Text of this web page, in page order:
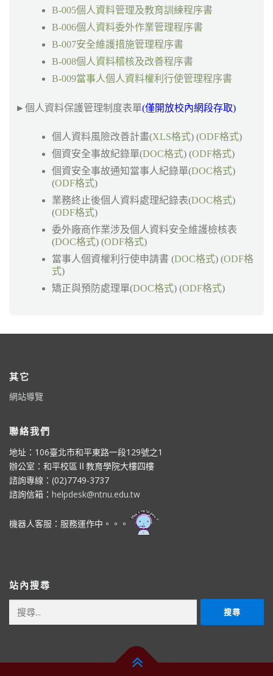
B-005個人資料管理及教育訓練程序書
B-006個人資料委外作業管理程序書
B-007安全維護措施管理程序書
B-008個人資料稽核及改善程序書
B-009當事人個人資料權利行使管理程序書
►個人資料保護管理制度表單(僅開放校內網段存取)
個人資料風險改善計畫(XLS格式) (ODF格式)
個資安全事故紀錄單(DOC格式) (ODF格式)
個資安全事故通知當事人紀錄單(DOC格式)
(ODF格式)
業務終止後個人資料處理紀錄表(DOC格式)
(ODF格式)
委外廠商作業涉及個人資料安全維護檢核表
(DOC格式) (ODF格式)
當事人個資權利行使申請書 (DOC格式) (ODF格
式)
矯正與預防處理單(DOC格式) (ODF格式)
其它
網站導覽
聯絡我們
地址：106臺北市和平東路一段129號之1
辦公室：和平校區Ⅱ教育學院大樓四樓
諮詢專線：(02)7749-3737
諮詢信箱： helpdesk@ntnu.edu.tw
機器人客服：服務運作中。。。
站內搜尋
字: